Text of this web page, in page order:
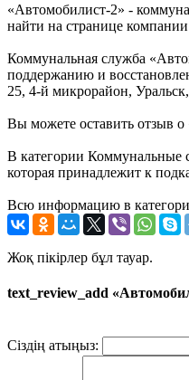
«Автомобилист-2» -
найти на странице
Коммунальная служба
поддержанию и
25, 4-й микрорайон,
Вы можете оставить отзыв
В категории Коммунальные
которая принадлежит к
Всю информацию в
Жоқ пікірлер бұл тауар.
text_review_add
Сіздің атыңыз: